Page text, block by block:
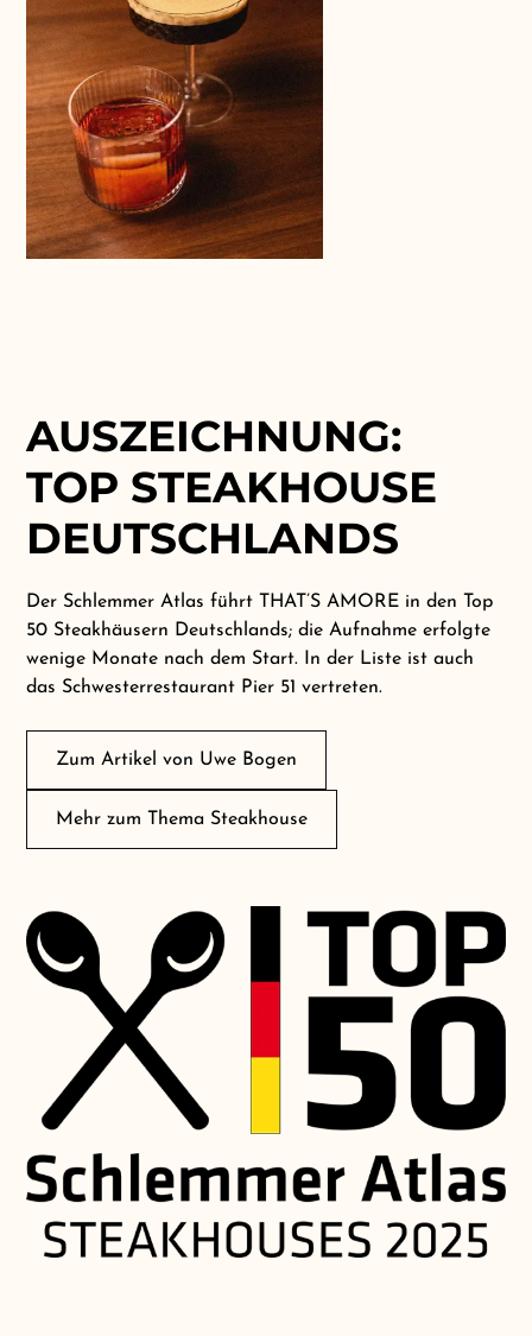
AUSZEICHNUNG:
TOP STEAKHOUSE
DEUTSCHLANDS
Der Schlemmer Atlas führt THAT’S AMORE in den Top
50 Steakhäusern Deutschlands; die Aufnahme erfolgte
wenige Monate nach dem Start. In der Liste ist auch
das Schwesterrestaurant Pier 51 vertreten.
Zum Artikel von Uwe Bogen
Mehr zum Thema Steakhouse